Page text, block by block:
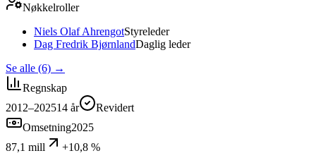
Nøkkelroller
Niels Olaf AhrengotStyreleder
Dag Fredrik BjørnlandDaglig leder
Se alle (6) →
Regnskap
2012–202514 år
Revidert
Omsetning2025
87,1 mill
+10,8 %